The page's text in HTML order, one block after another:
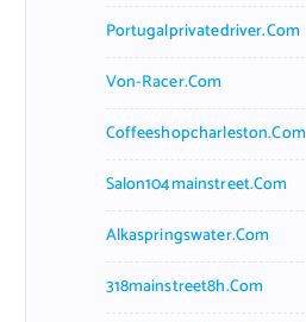
Portugalprivatedriver.com
Von-Racer.com
Coffeeshopcharleston.com
Salon104mainstreet.com
Alkaspringswater.com
318mainstreet8h.com